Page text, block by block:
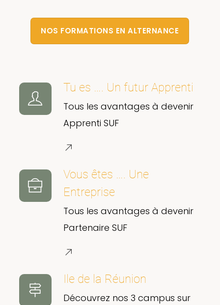
NOS FORMATIONS EN ALTERNANCE
Tu es …. Un futur Apprenti
Tous les avantages à devenir
Apprenti SUF
Vous êtes …. Une
Entreprise
Tous les avantages à devenir
Partenaire SUF
Ile de la Réunion
Découvrez nos 3 campus sur